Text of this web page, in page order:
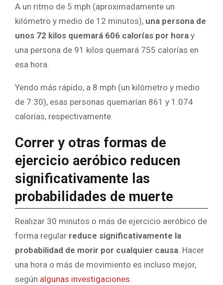
A un ritmo de 5 mph (aproximadamente un
kilómetro y medio de 12 minutos), una persona de
unos 72 kilos quemará 606 calorías por hora y
una persona de 91 kilos quemará 755 calorías en
esa hora.
Yendo más rápido, a 8 mph (un kilómetro y medio
de 7:30), esas personas quemarían 861 y 1.074
calorías, respectivamente.
Correr y otras formas de
ejercicio aeróbico reducen
significativamente las
probabilidades de muerte
Realizar 30 minutos o más de ejercicio aeróbico de
forma regular reduce significativamente la
probabilidad de morir por cualquier causa. Hacer
una hora o más de movimiento es incluso mejor,
según algunas investigaciones.